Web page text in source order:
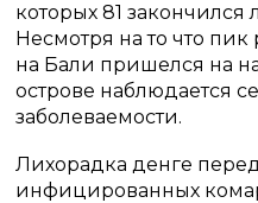
которых 81
Несмотря на то что
на Бали пришелся на
острове наблюдается
заболеваемости.
Лихорадка денге
инфицированных